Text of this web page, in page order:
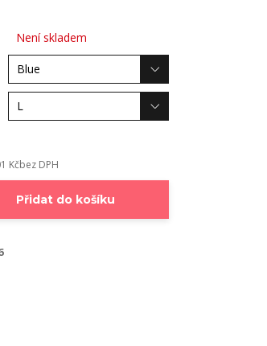
Není skladem
Kčbez DPH
Přidat do košíku